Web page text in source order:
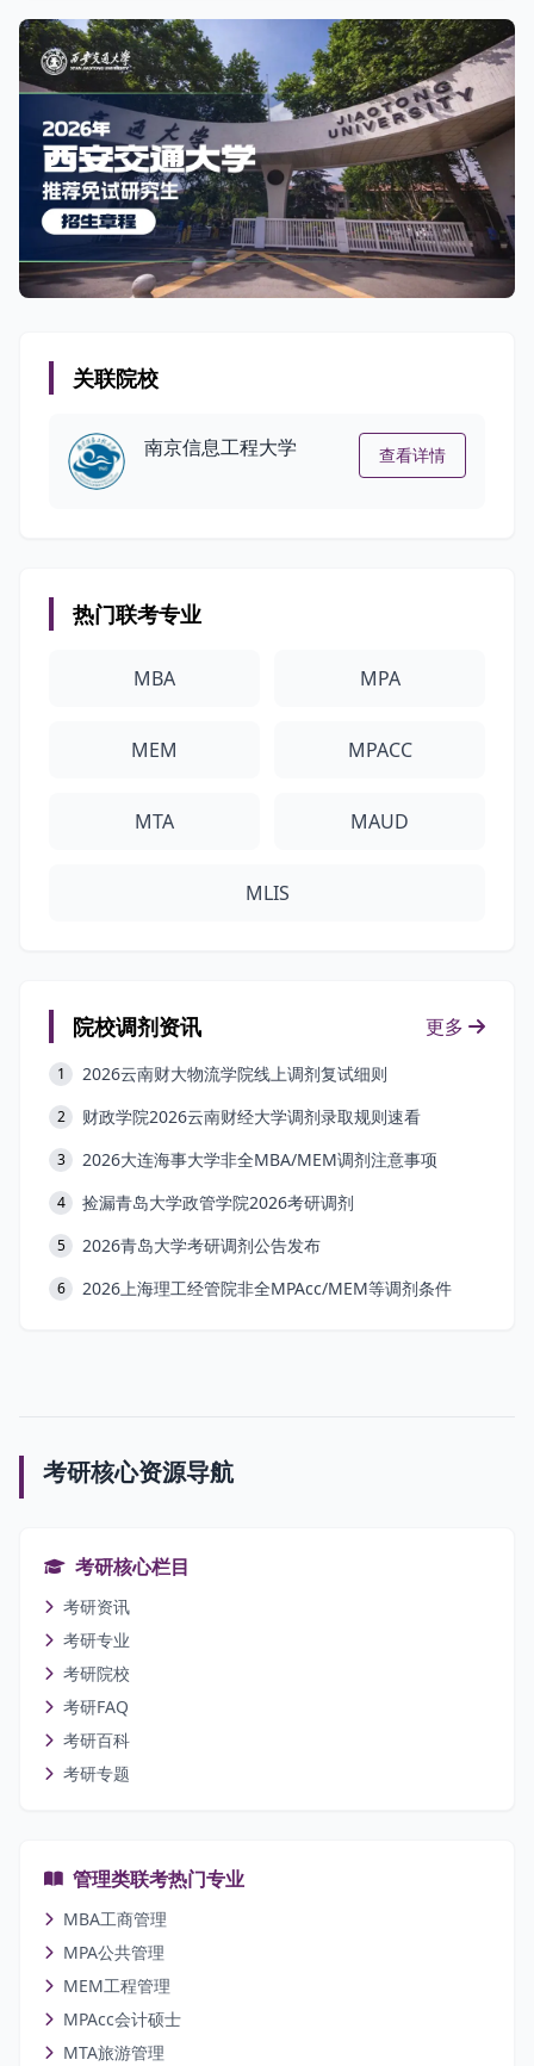
关联院校
南京信息工程大学 查看详情
热门联考专业
MBA MPA
MEM MPACC
MTA MAUD
MLIS
院校调剂资讯 更多
1 2026云南财大物流学院线上调剂复试细则
2 财政学院2026云南财经大学调剂录取规则速看
3 2026大连海事大学非全MBA/MEM调剂注意事项
4 捡漏青岛大学政管学院2026考研调剂
5 2026青岛大学考研调剂公告发布
6 2026上海理工经管院非全MPAcc/MEM等调剂条件
考研核心资源导航
考研核心栏目
考研资讯
考研专业
考研院校
考研FAQ
考研百科
考研专题
管理类联考热门专业
MBA工商管理
MPA公共管理
MEM工程管理
MPAcc会计硕士
MTA旅游管理